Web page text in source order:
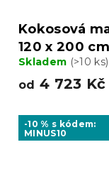
Kokosová
120 x 200 cm
Skladem (>10 ks)
od 4 723 Kč
-10 % s kódem:
MINUS10